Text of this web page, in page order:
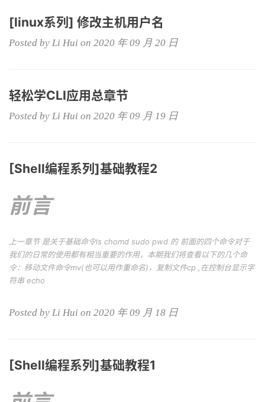
[linux系列] 修改主机用户名
Posted by Li Hui on 2020 年 09 月 20 日
轻松学CLI应用总章节
Posted by Li Hui on 2020 年 09 月 19 日
[Shell编程系列]基础教程2
前言
上一章节 是关于基础命令ls chomd sudo pwd 的 前面的四个命令对于
我们的日常的使用都有相当重要的作用，本期我们将查看以下的几个命
令：移动文件命令mv(也可以用作重命名)，复制文件cp ,在控制台显示字
符串 echo
Posted by Li Hui on 2020 年 09 月 18 日
[Shell编程系列]基础教程1